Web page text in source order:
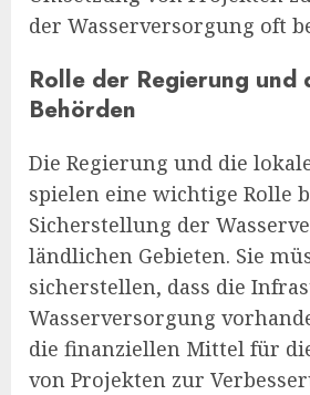
der Wasserversorgung oft
Rolle der Regierung und
Behörden
Die Regierung und die
spielen eine wichtige Rolle
Sicherstellung der
ländlichen Gebieten. Sie
sicherstellen, dass die
Wasserversorgung
die finanziellen Mittel für
von Projekten zur